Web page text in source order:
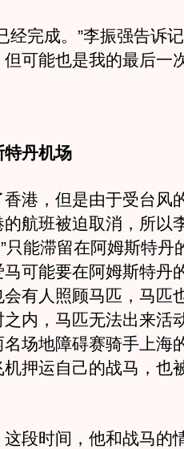
完成。”李振强告诉记
可能也是我的最后一
丹机场
，但是由于受台风
航班被迫取消，所以
只能滞留在阿姆斯特丹
可能要在阿姆斯特丹
有人照顾马匹，马匹
内，马匹无法出来活
场地障碍赛骑手上海
押运自己的战马，也
时间，他和战马的